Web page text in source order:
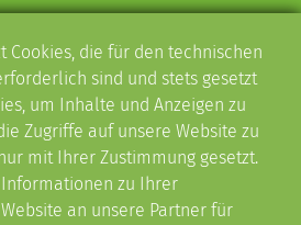
Newsletteran, damit Sie immer
informiert sind.
Cookies, die für den technischen
sind und stets gesetzt
um Inhalte und Anzeigen zu
Zugriffe auf unsere Website zu
mit Ihrer Zustimmung gesetzt.
zu Ihrer
an unsere Partner für